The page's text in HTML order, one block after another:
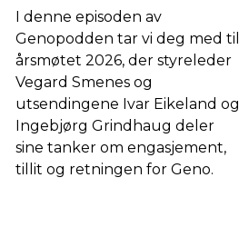
I denne episoden av
Genopodden tar vi deg med til
årsmøtet 2026, der styreleder
Vegard Smenes og
utsendingene Ivar Eikeland og
Ingebjørg Grindhaug deler
sine tanker om engasjement,
tillit og retningen for Geno.